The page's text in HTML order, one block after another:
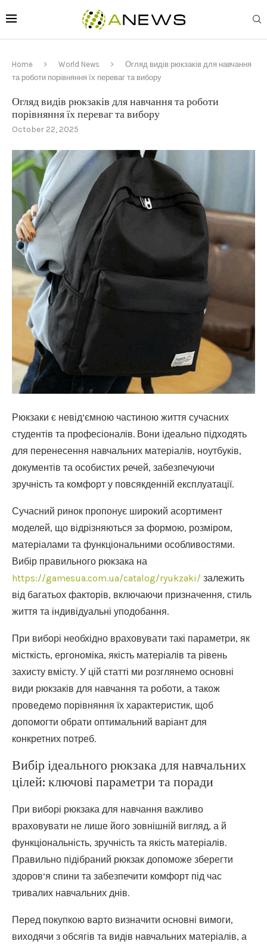
Home World News
Огляд видів рюкзаків для навчання
та роботи порівняння їх переваг та вибору
Огляд видів рюкзаків для навчання та роботи
порівняння їх переваг та вибору
October 22, 2025
Рюкзаки є невід’ємною частиною життя сучасних
студентів та професіоналів. Вони ідеально підходять
для перенесення навчальних матеріалів, ноутбуків,
документів та особистих речей, забезпечуючи
зручність та комфорт у повсякденній експлуатації.
Сучасний ринок пропонує широкий асортимент
моделей, що відрізняються за формою, розміром,
матеріалами та функціональними особливостями.
Вибір правильного рюкзака на
https://gamesua.com.ua/catalog/ryukzaki/ залежить
від багатьох факторів, включаючи призначення, стиль
життя та індивідуальні уподобання.
При виборі необхідно враховувати такі параметри, як
місткість, ергономіка, якість матеріалів та рівень
захисту вмісту. У цій статті ми розглянемо основні
види рюкзаків для навчання та роботи, а також
проведемо порівняння їх характеристик, щоб
допомогти обрати оптимальний варіант для
конкретних потреб.
Вибір ідеального рюкзака для навчальних
цілей: ключові параметри та поради
При виборі рюкзака для навчання важливо
враховувати не лише його зовнішній вигляд, а й
функціональність, зручність та якість матеріалів.
Правильно підібраний рюкзак допоможе зберегти
здоров’я спини та забезпечити комфорт під час
тривалих навчальних днів.
Перед покупкою варто визначити основні вимоги,
виходячи з обсягів та видів навчальних матеріалів, а